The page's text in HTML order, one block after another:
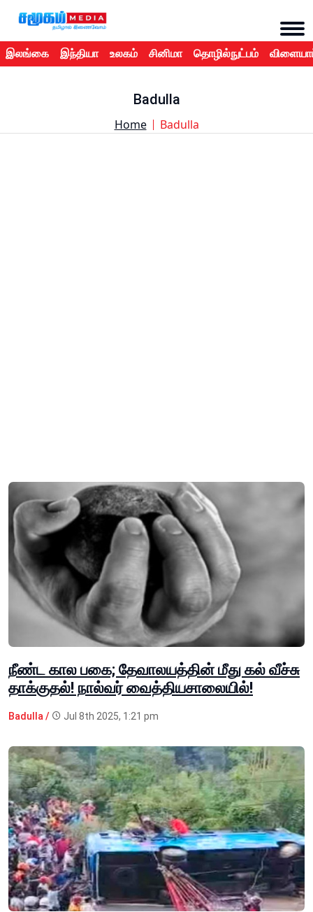
இலங்கை இந்தியா உலகம் சினிமா தொழில்நுட்பம்
Badulla
Home Badulla
நீண்ட கால பகை; தேவாலயத்தின் மீது கல் வீச்சு
தாக்குதல்! நால்வர் வைத்தியசாலையில்!
Badulla / Jul 8th 2025, 1:21 pm